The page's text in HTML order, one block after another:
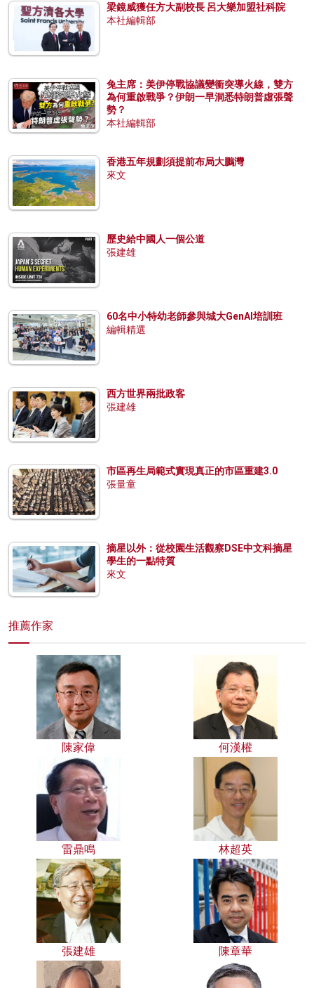
梁鏡威獲任方大副校長 呂大樂加盟社科院
本社編輯部
兔主席：美伊停戰協議變衝突導火線，雙方
為何重啟戰爭？伊朗一早洞悉特朗普虛張聲
勢？
本社編輯部
香港五年規劃須提前布局大鵬灣
來文
歷史給中國人一個公道
張建雄
60名中小特幼老師參與城大GenAI培訓班
編輯精選
西方世界兩批政客
張建雄
市區再生局範式實現真正的市區重建3.0
張量童
摘星以外：從校園生活觀察DSE中文科摘星
學生的一點特質
來文
推薦作家
陳家偉 何漢權
雷鼎鳴 林超英
張建雄 陳章華